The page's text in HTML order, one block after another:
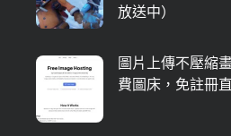
放送中）
圖片上傳不壓縮
費圖床，免註冊